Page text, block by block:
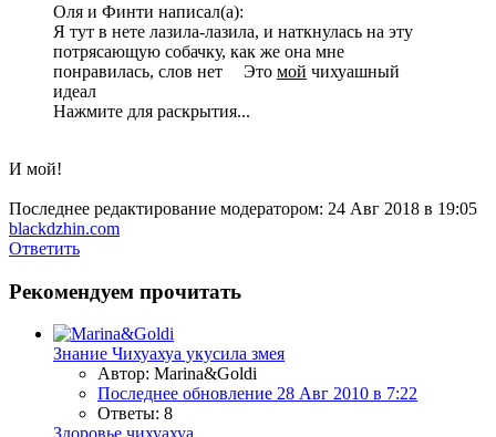
Оля и Финти написал(а):
Я тут в нете лазила-лазила, и наткнулась на эту
потрясающую собачку, как же она мне
понравилась, слов нет
Это мой чихуашный
идеал
Нажмите для раскрытия...
И мой!
Последнее редактирование модератором: 24 Авг 2018 в 19:05
blackdzhin.com
Ответить
Рекомендуем прочитать
Знание Чихуахуа укусила змея
Автор: Marina&Goldi
Последнее обновление 28 Авг 2010 в 7:22
Ответы: 8